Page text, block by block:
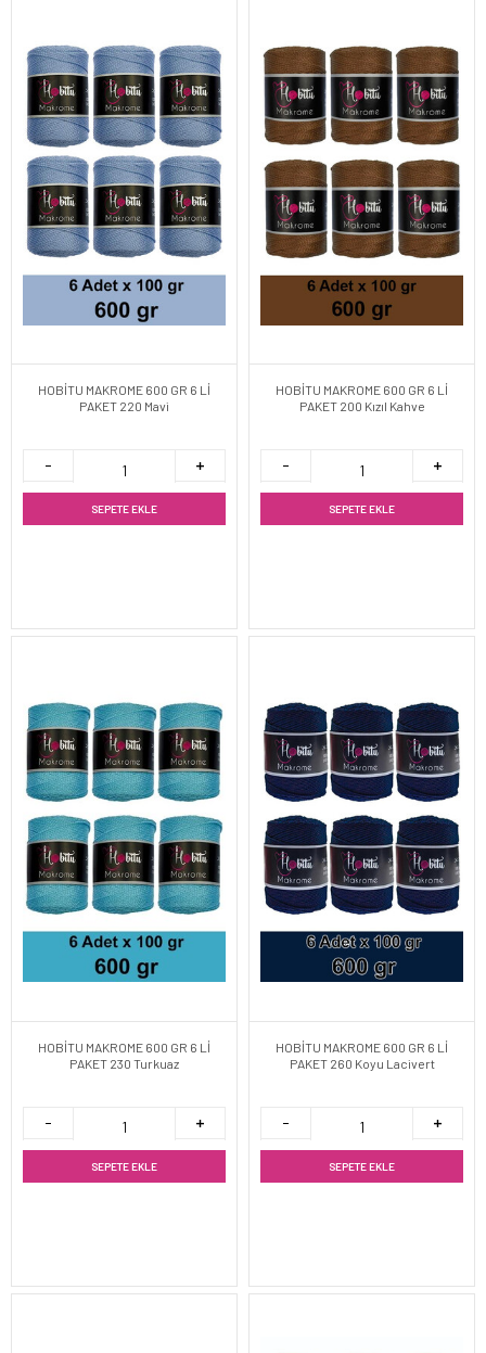
HOBİTU MAKROME 600 GR 6 Lİ
PAKET 220 Mavi
SEPETE EKLE
HOBİTU MAKROME 600 GR 6 Lİ
PAKET 200 Kızıl Kahve
SEPETE EKLE
HOBİTU MAKROME 600 GR 6 Lİ
PAKET 230 Turkuaz
SEPETE EKLE
HOBİTU MAKROME 600 GR 6 Lİ
PAKET 260 Koyu Lacivert
SEPETE EKLE